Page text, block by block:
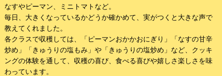
なすやピーマン、ミニトマトなど。
毎日、大きくなっているかどうか確かめて、実がつくと大きな声で
教えてくれました。
各クラスで収穫しては、「ピーマンおかかおにぎり」「なすの甘辛
炒め」「きゅうりの塩もみ」や「きゅうりの塩炒め」など、クッキ
ングの体験を通して、収穫の喜び、食べる喜びや嬉しさ楽しさを味
わっています。